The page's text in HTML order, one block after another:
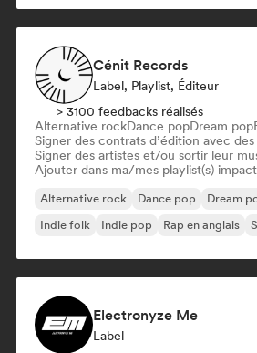
Cénit Records
Label, Playlist, Éditeur
> 3100 feedbacks réalisés
Alternative rockDance popDream pop
Signer des contrats d’édition avec
Signer des artistes et/ou sortir leur
Ajouter dans ma/mes playlist(s)
Alternative rock Dance pop Dream
Indie folk
Indie pop Rap en anglais
Electronyze Me
Label